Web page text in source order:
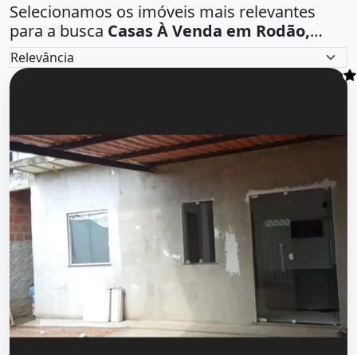
Selecionamos os imóveis mais relevantes
para a busca Casas À Venda em Rodão,
Amargosa na Bahia.